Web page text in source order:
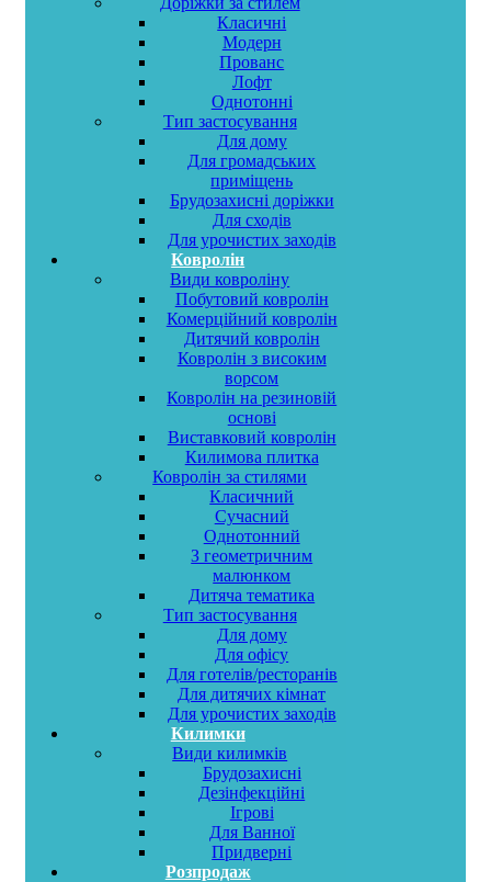
Класичні
Модерн
Прованс
Лофт
Однотонні
Тип застосування
Для дому
Для громадських
приміщень
Брудозахисні доріжки
Для сходів
Для урочистих заходів
Ковролін
Види ковроліну
Побутовий ковролін
Комерційний ковролін
Дитячий ковролін
Ковролін з високим
ворсом
Ковролін на резиновій
основі
Виставковий ковролін
Килимова плитка
Ковролін за стилями
Класичний
Сучасний
Однотонний
З геометричним
малюнком
Дитяча тематика
Тип застосування
Для дому
Для офісу
Для готелів/ресторанів
Для дитячих кімнат
Для урочистих заходів
Килимки
Види килимків
Брудозахисні
Дезінфекційні
Ігрові
Для Ванної
Придверні
Розпродаж